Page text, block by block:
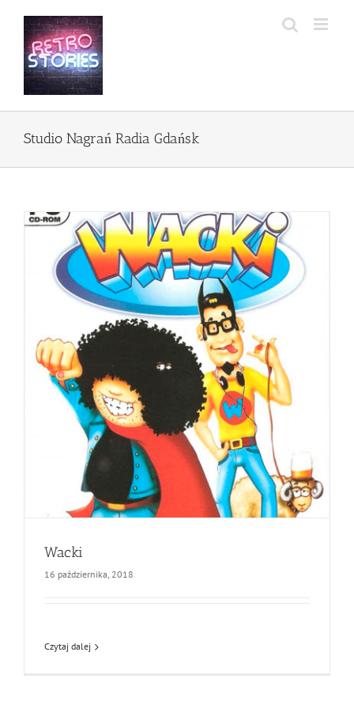
zawartości
Studio Nagrań Radia Gdańsk
Wacki
16 października, 2018
Czytaj dalej